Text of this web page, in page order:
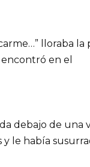
lloraba
en el
debajo de una
y le había